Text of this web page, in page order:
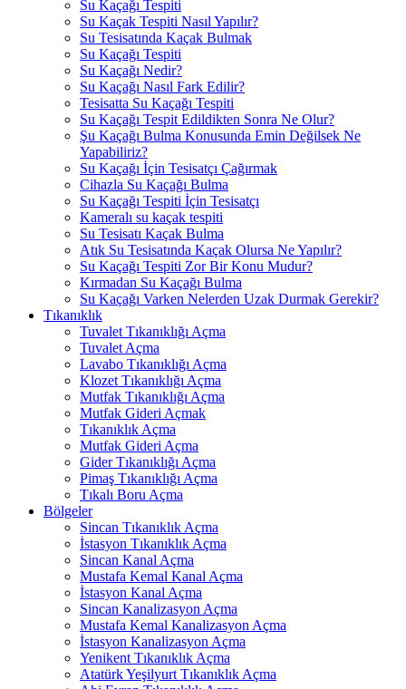
Su Kaçağı Tespiti
Su Kaçak Tespiti Nasıl Yapılır?
Su Tesisatında Kaçak Bulmak
Su Kaçağı Tespiti
Su Kaçağı Nedir?
Su Kaçağı Nasıl Fark Edilir?
Tesisatta Su Kaçağı Tespiti
Su Kaçağı Tespit Edildikten Sonra Ne Olur?
Şu Kaçağı Bulma Konusunda Emin Değilsek Ne
Yapabiliriz?
Su Kaçağı İçin Tesisatçı Çağırmak
Cihazla Su Kaçağı Bulma
Su Kaçağı Tespiti İçin Tesisatçı
Kameralı su kaçak tespiti
Su Tesisatı Kaçak Bulma
Atık Su Tesisatında Kaçak Olursa Ne Yapılır?
Su Kaçağı Tespiti Zor Bir Konu Mudur?
Kırmadan Su Kaçağı Bulma
Su Kaçağı Varken Nelerden Uzak Durmak Gerekir?
Tıkanıklık
Tuvalet Tıkanıklığı Açma
Tuvalet Açma
Lavabo Tıkanıklığı Açma
Klozet Tıkanıklığı Açma
Mutfak Tıkanıklığı Açma
Mutfak Gideri Açmak
Tıkanıklık Açma
Mutfak Gideri Açma
Gider Tıkanıklığı Açma
Pimaş Tıkanıklığı Açma
Tıkalı Boru Açma
Bölgeler
Sincan Tıkanıklık Açma
İstasyon Tıkanıklık Açma
Sincan Kanal Açma
Mustafa Kemal Kanal Açma
İstasyon Kanal Açma
Sincan Kanalizasyon Açma
Mustafa Kemal Kanalizasyon Açma
İstasyon Kanalizasyon Açma
Yenikent Tıkanıklık Açma
Atatürk Yeşilyurt Tıkanıklık Açma